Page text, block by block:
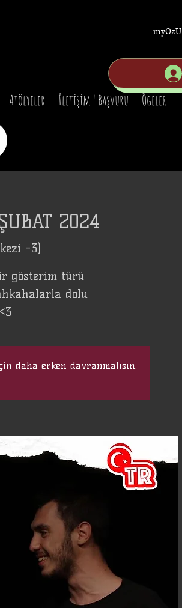
myOzU
Atölyeler İletişim | Başvuru Ögeler
2024
-3)
gösterim türü
dolu
daha erken davranmalısın.